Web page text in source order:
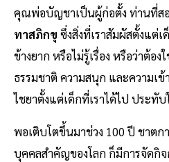
คุณพ่อบัญชาเป็นผู้ก่อตั้ง ท่านที่ส
ทาสภิกขุ ซึ่งสิ่งที่เราสัมผัสตั้งแต่
ข้างยาก หรือไม่รู้เรื่อง หรือว่าต้อ
ธรรมชาติ ความสนุก และความเข้
ไชยาตั้งแต่เด็กที่เราได้ไป ประทั
พอเติบโตขึ้นมาช่วง 100 ปี ชาตก
บุคคลสำคัญของโลก ก็มีการจัดกิ